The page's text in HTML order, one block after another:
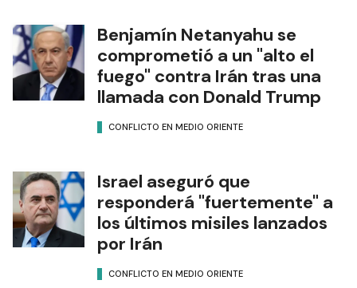
Benjamín Netanyahu se
comprometió a un "alto el
fuego" contra Irán tras una
llamada con Donald Trump
CONFLICTO EN MEDIO ORIENTE
Israel aseguró que
responderá "fuertemente" a
los últimos misiles lanzados
por Irán
CONFLICTO EN MEDIO ORIENTE